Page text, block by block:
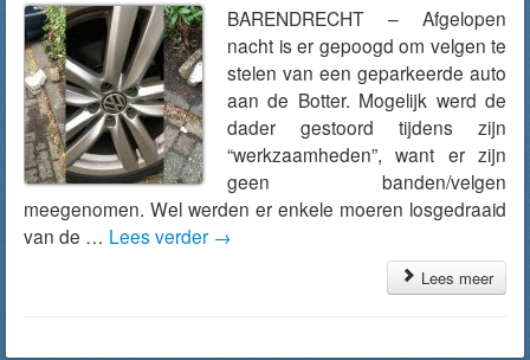
BARENDRECHT – Afgelopen
nacht is er gepoogd om velgen te
stelen van een geparkeerde auto
aan de Botter. Mogelijk werd de
dader gestoord tijdens zijn
“werkzaamheden”, want er zijn
geen banden/velgen
meegenomen. Wel werden er enkele moeren losgedraaid
van de … Lees verder →
Lees meer